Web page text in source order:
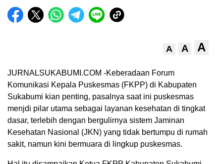
A A A
JURNALSUKABUMI.COM -Keberadaan Forum
Komunikasi Kepala Puskesmas (FKPP) di Kabupaten
Sukabumi kian penting, pasalnya saat ini puskesmas
menjdi pilar utama sebagai layanan kesehatan di tingkat
dasar, terlebih dengan bergulirnya sistem Jaminan
Kesehatan Nasional (JKN) yang tidak bertumpu di rumah
sakit, namun kini bermuara di lingkup puskesmas.